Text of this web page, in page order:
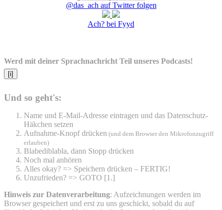
@das_ach auf Twitter folgen
Ach? bei Fyyd
Werd mit deiner Sprachnachricht Teil unseres Podcasts!
[i]
Und so geht's:
Name und E-Mail-Adresse eintragen und das Datenschutz-
Häkchen setzen
Aufnahme-Knopf drücken (und dem Browser den Mikrofonzugriff
erlauben)
Blabediblabla, dann Stopp drücken
Noch mal anhören
Alles okay? => Speichern drücken – FERTIG!
Unzufrieden? => GOTO [1.]
Hinweis zur Datenverarbeitung: Aufzeichnungen werden im
Browser gespeichert und erst zu uns geschickt, sobald du auf